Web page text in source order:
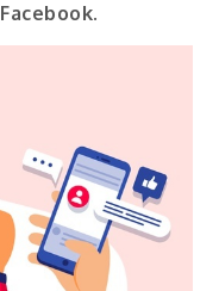
Facebook.